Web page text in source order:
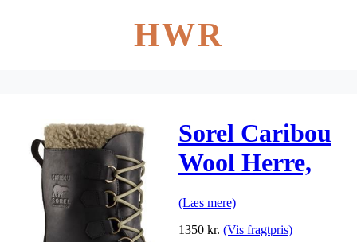
HWR
Sorel Caribou
Wool Herre,
Black / Nori
(Læs mere)
1350 kr. (Vis fragtpris)